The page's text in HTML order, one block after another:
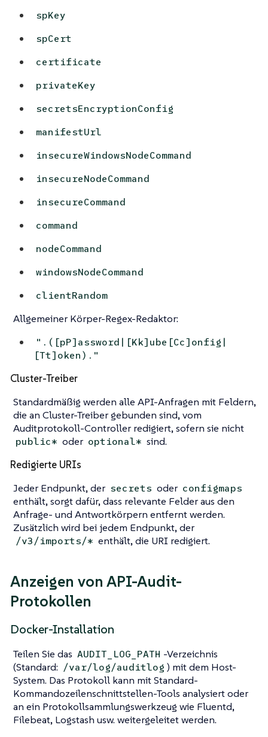
spKey
spCert
certificate
privateKey
secretsEncryptionConfig
manifestUrl
insecureWindowsNodeCommand
insecureNodeCommand
insecureCommand
command
nodeCommand
windowsNodeCommand
clientRandom
Allgemeiner Körper-Regex-Redaktor:
". ([pP]assword|[Kk]ube[Cc]onfig|
[Tt]oken). "
Cluster-Treiber
Standardmäßig werden alle API-Anfragen mit Feldern,
die an Cluster-Treiber gebunden sind, vom
Auditprotokoll-Controller redigiert, sofern sie nicht
public* oder optional* sind.
Redigierte URIs
Jeder Endpunkt, der secrets oder configmaps
enthält, sorgt dafür, dass relevante Felder aus den
Anfrage- und Antwortkörpern entfernt werden.
Zusätzlich wird bei jedem Endpunkt, der
/v3/imports/* enthält, die URI redigiert.
Anzeigen von API-Audit-
Protokollen
Docker-Installation
Teilen Sie das AUDIT_LOG_PATH -Verzeichnis
(Standard: /var/log/auditlog ) mit dem Host-
System. Das Protokoll kann mit Standard-
Kommandozeilenschnittstellen-Tools analysiert oder
an ein Protokollsammlungswerkzeug wie Fluentd,
Filebeat, Logstash usw. weitergeleitet werden.